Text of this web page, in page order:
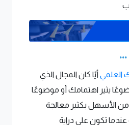
العلمي أيًا كان المجال الذي
يثير اهتمامك أو موضوعًا
الأسهل بكثير معالجة
تكون على دراية